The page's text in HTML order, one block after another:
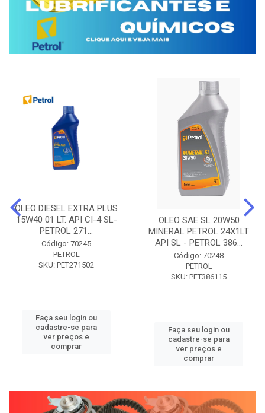
OLEO DIESEL EXTRA PLUS
15W40 01 LT. API CI-4 SL-
PETROL 271...
Código: 70245
PETROL
SKU: PET271502
Faça seu login ou
cadastre-se para
ver preços e
comprar
OLEO SAE SL 20W50
MINERAL PETROL 24X1LT
API SL - PETROL 386...
Código: 70248
PETROL
SKU: PET386115
Faça seu login ou
cadastre-se para
ver preços e
comprar